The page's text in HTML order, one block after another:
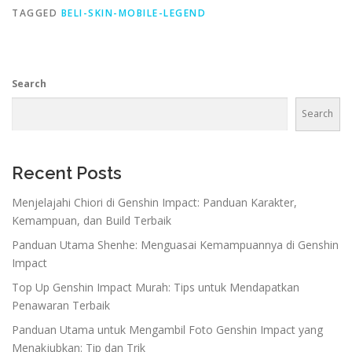
TAGGED BELI-SKIN-MOBILE-LEGEND
Search
Search
Recent Posts
Menjelajahi Chiori di Genshin Impact: Panduan Karakter,
Kemampuan, dan Build Terbaik
Panduan Utama Shenhe: Menguasai Kemampuannya di Genshin
Impact
Top Up Genshin Impact Murah: Tips untuk Mendapatkan
Penawaran Terbaik
Panduan Utama untuk Mengambil Foto Genshin Impact yang
Menakjubkan: Tip dan Trik